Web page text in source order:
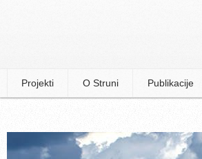
Projekti O Struni Publikacije